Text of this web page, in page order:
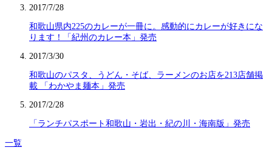
2017/7/28
和歌山県内225のカレーが一冊に。感動的にカレーが好きにな
ります！「紀州のカレー本」発売
2017/3/30
和歌山のパスタ、うどん・そば、ラーメンのお店を213店舗掲
載 「わかやま麺本」発売
2017/2/28
「ランチパスポート和歌山・岩出・紀の川・海南版」発売
一覧